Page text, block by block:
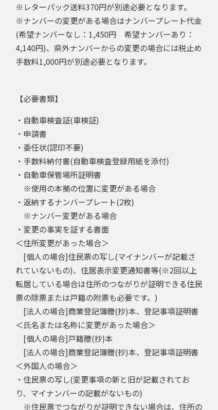
※レターパック送料370円が別途必要となります。
※ナンバーの変更がある場合はナンバープレート代金
(希望ナンバーなし：1,450円 希望ナンバーあり：
4,140円)、県外ナンバーからの変更の場合には税止め
手数料1,000円が別途必要となります。
【必要書類】
・自動車検査証(車検証)
・申請書
・委任状(認印不要)
・手数料納付書(自動車検査登録用紙を添付)
・自動車保管場所証明書
※使用の本拠の位置に変更がある場合
・返納するナンバープレート(2枚)
※ナンバー変更がある場合
・変更の事実を証する書面
＜住所変更があった場合＞
[個人の場合]住民票の写し(マイナンバーが記載さ
れていないもの)、住居表示変更通知書等(※2回以上
転居している場合は住所のつながりが証明できる住民
票の除票または戸籍の附票も必要です。)
[法人の場合]商業登記簿謄(抄)本、登記事項証明書
＜氏名または名称に変更があった場合＞
[個人の場合]戸籍謄(抄)本
[法人の場合]商業登記簿謄(抄)本、登記事項証明書
＜外国人の場合＞
・住民票の写し(変更事項の新と旧が記載されてお
り、マイナンバーの記載がないもの)
※住民票でつながりが証明できない場合は、住所の